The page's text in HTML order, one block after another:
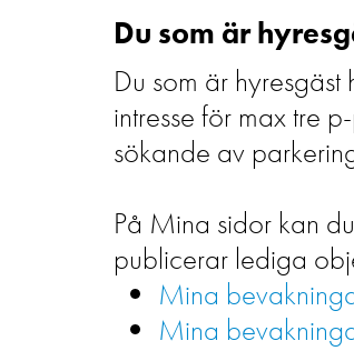
Du som är
Du som är
intresse för max tre
sökande av
På Mina sidor kan
publicerar lediga
Mina
Mina